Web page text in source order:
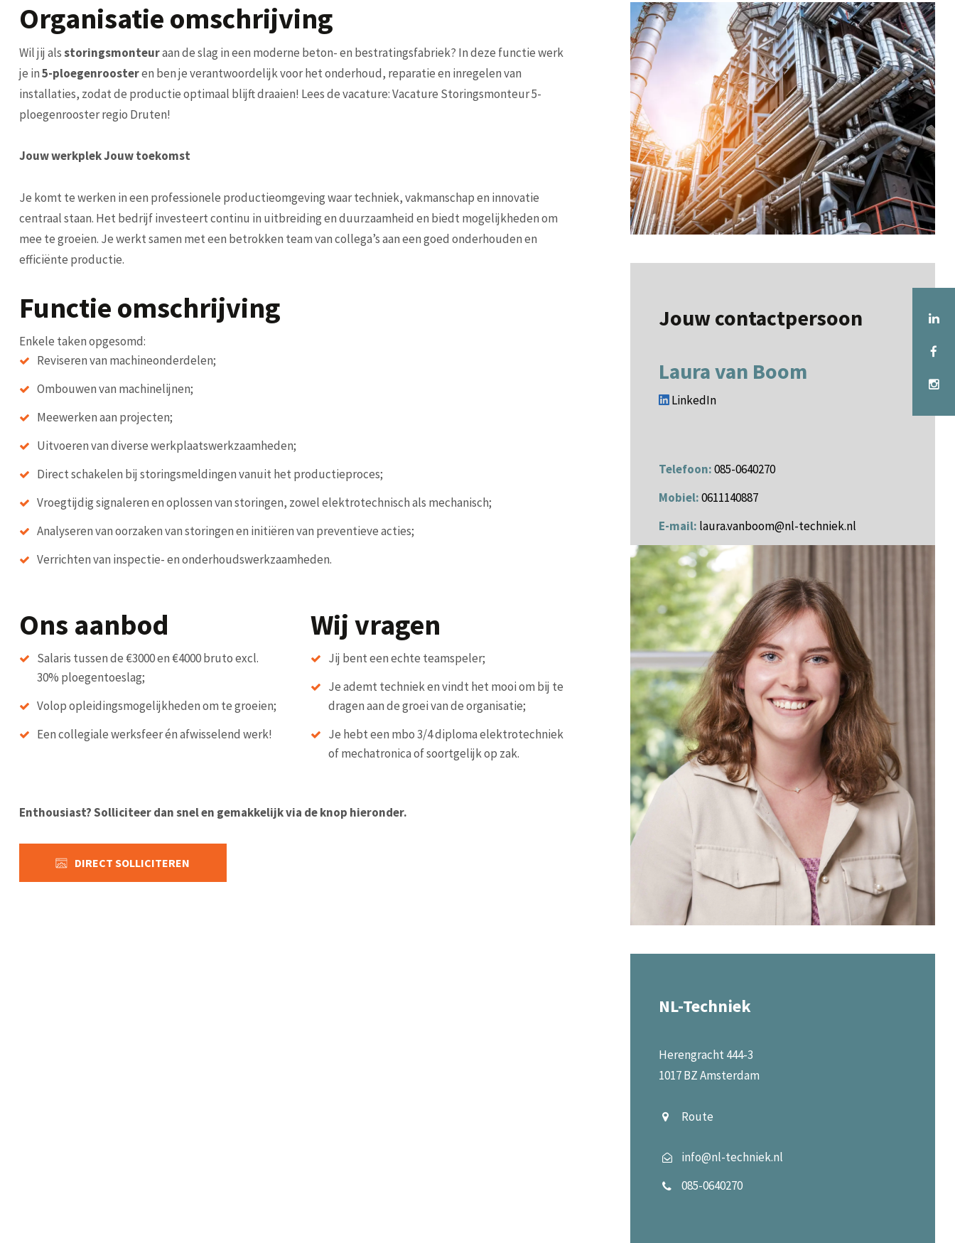
Organisatie omschrijving
Wil jij alsstoringsmonteuraan de slag in een moderne beton- en bestratingsfabriek? In deze functie werk
je in5-ploegenroosteren ben je verantwoordelijk voor het onderhoud, reparatie en inregelen van
installaties, zodat de productie optimaal blijft draaien! Lees de vacature: Vacature Storingsmonteur 5-
ploegenrooster regio Druten!
Jouw werkplek Jouw toekomst
Je komt te werken in een professionele productieomgeving waar techniek, vakmanschap en innovatie
centraal staan. Het bedrijf investeert continu in uitbreiding en duurzaamheid en biedt mogelijkheden om
mee te groeien. Je werkt samen met een betrokken team van collega’s aan een goed onderhouden en
efficiënte productie.
Functie omschrijving
Enkele taken opgesomd:
Reviseren van machineonderdelen;
Ombouwen van machinelijnen;
Meewerken aan projecten;
Uitvoeren van diverse werkplaatswerkzaamheden;
Direct schakelen bij storingsmeldingen vanuit het productieproces;
Vroegtijdig signaleren en oplossen van storingen, zowel elektrotechnisch als mechanisch;
Analyseren van oorzaken van storingen en initiëren van preventieve acties;
Verrichten van inspectie- en onderhoudswerkzaamheden.
Ons aanbod
Salaris tussen de €3000 en €4000 bruto excl.
30% ploegentoeslag;
Volop opleidingsmogelijkheden om te groeien;
Een collegiale werksfeer én afwisselend werk!
Wij vragen
Jij bent een echte teamspeler;
Je ademt techniek en vindt het mooi om bij te
dragen aan de groei van de organisatie;
Je hebt een mbo 3/4 diploma elektrotechniek
of mechatronica of soortgelijk op zak.
Enthousiast? Solliciteer dan snel en gemakkelijk via de knop hieronder.
DIRECT SOLLICITEREN
Jouw contactpersoon
Laura van Boom
LinkedIn
Telefoon:085-0640270
Mobiel:0611140887
E-mail: laura.vanboom@nl-techniek.nl
NL-Techniek
Herengracht 444-3
1017 BZ Amsterdam
Route
info@nl-techniek.nl
085-0640270